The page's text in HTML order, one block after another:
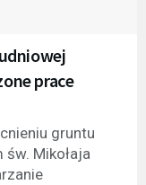
prace
gruntu
Mikołaja